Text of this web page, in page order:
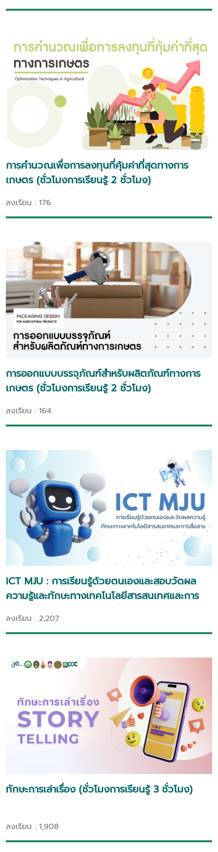
การคำนวณเพื่อการลงทุนที่คุ้มค่าที่สุดทางการ
เกษตร (ชั่วโมงการเรียนรู้ 2 ชั่วโมง)
ลงเรียน : 176
การออกแบบบรรจุภัณฑ์สำหรับผลิตภัณฑ์ทางการ
เกษตร (ชั่วโมงการเรียนรู้ 2 ชั่วโมง)
ลงเรียน : 164
ICT MJU : การเรียนรู้ด้วยตนเองและสอบวัดผล
ความรู้และทักษะทางเทคโนโลยีสารสนเทศและการ
ลงเรียน : 2,207
ทักษะการเล่าเรื่อง (ชั่วโมงการเรียนรู้ 3 ชั่วโมง)
ลงเรียน : 1,908